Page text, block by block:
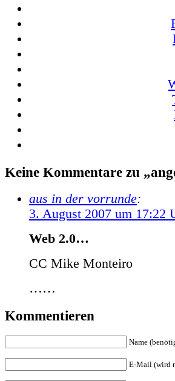
Keine Kommentare zu
aus in der vorrunde:
3. August 2007 um 17:22
Web 2.0…
CC Mike Monteiro
……
Kommentieren
Name
E-Mail (wird